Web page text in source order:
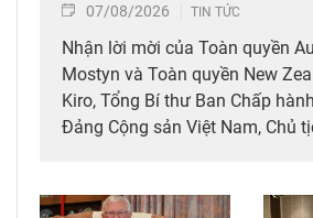
07/08/2026 TIN TỨC
Nhận lời mời của Toàn quyền
Mostyn và Toàn quyền New
Kiro, Tổng Bí thư Ban Chấp
Đảng Cộng sản Việt Nam, Chủ
Nhà nước tới Australia và New